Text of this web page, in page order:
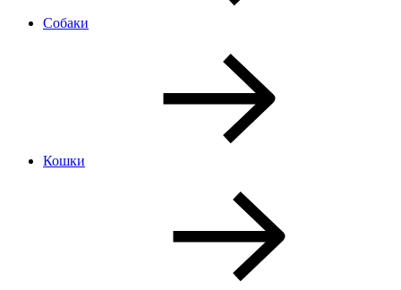
Собаки
Кошки